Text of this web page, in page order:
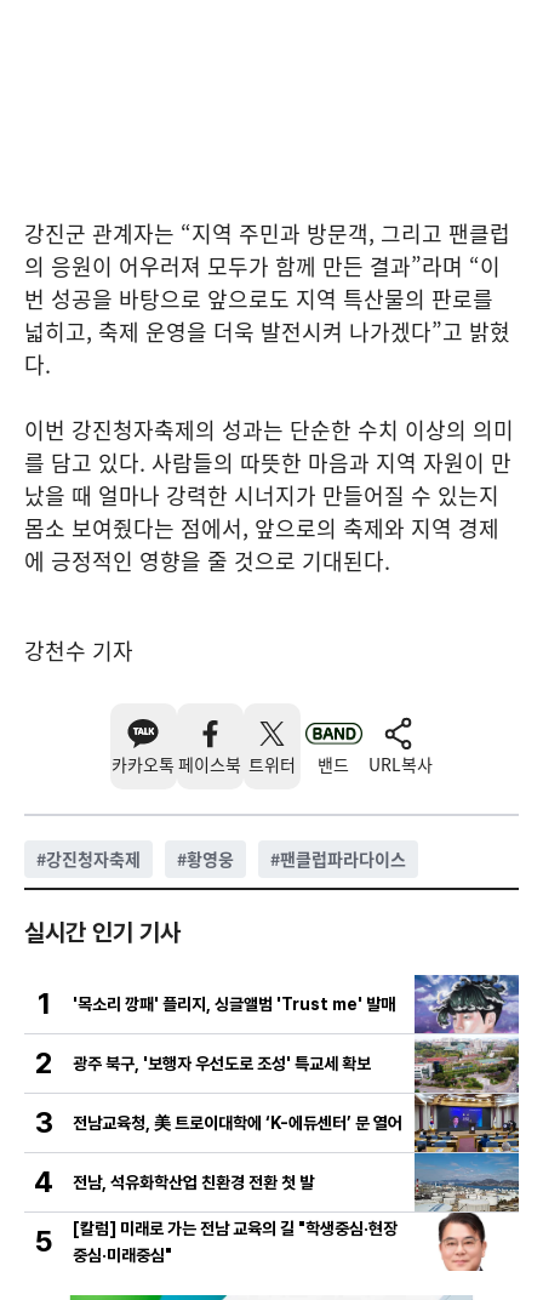
강진군 관계자는 “지역 주민과 방문객, 그리고 팬클럽
의 응원이 어우러져 모두가 함께 만든 결과”라며 “이
번 성공을 바탕으로 앞으로도 지역 특산물의 판로를
넓히고, 축제 운영을 더욱 발전시켜 나가겠다”고 밝혔
다.
이번 강진청자축제의 성과는 단순한 수치 이상의 의미
를 담고 있다. 사람들의 따뜻한 마음과 지역 자원이 만
났을 때 얼마나 강력한 시너지가 만들어질 수 있는지
몸소 보여줬다는 점에서, 앞으로의 축제와 지역 경제
에 긍정적인 영향을 줄 것으로 기대된다.
강천수 기자
카카오톡 페이스북 트위터 밴드 URL복사
#강진청자축제 #황영웅 #팬클럽파라다이스
실시간 인기 기사
1 '목소리 깡패' 플리지, 싱글앨범 'Trust me' 발매
2 광주 북구, '보행자 우선도로 조성' 특교세 확보
3 전남교육청, 美 트로이대학에 ‘K-에듀센터’ 문 열어
4 전남, 석유화학산업 친환경 전환 첫 발
5
[칼럼] 미래로 가는 전남 교육의 길 "학생중심·현장
중심·미래중심"